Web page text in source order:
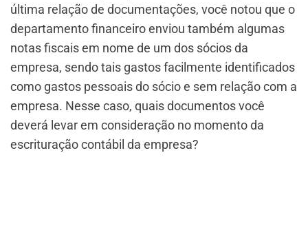
última relação de documentações, você notou que o
departamento financeiro enviou também algumas
notas fiscais em nome de um dos sócios da
empresa, sendo tais gastos facilmente identificados
como gastos pessoais do sócio e sem relação com a
empresa. Nesse caso, quais documentos você
deverá levar em consideração no momento da
escrituração contábil da empresa?